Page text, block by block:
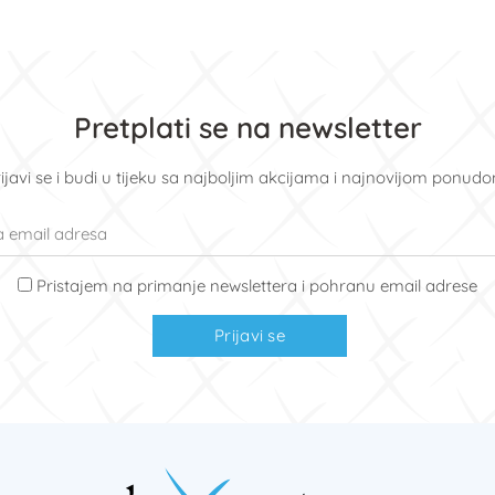
Pretplati se na newsletter
se i budi u tijeku sa najboljim akcijama i najnovijom
Pristajem na primanje newslettera i pohranu email adrese
Prijavi se